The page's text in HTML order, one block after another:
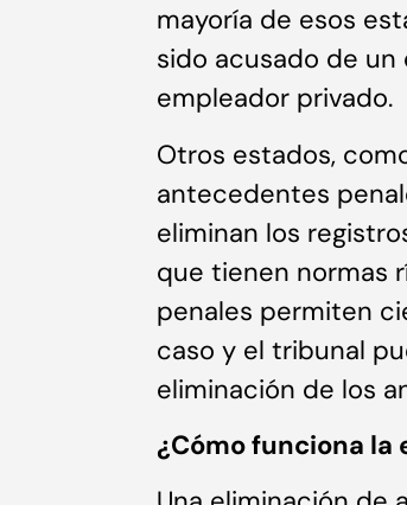
mayoría de esos
sido acusado de
empleador privado.
Otros estados,
antecedentes
eliminan los
que tienen normas
penales permiten
caso y el tribunal
eliminación de los
¿Cómo funciona